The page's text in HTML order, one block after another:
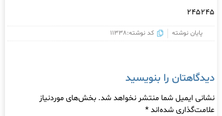
۲۴۵۲۴۵
پایان نوشته کد نوشته:11338
دیدگاهتان را بنویسید
نشانی ایمیل شما منتشر نخواهد شد. بخش‌های موردنیاز
علامت‌گذاری شده‌اند*